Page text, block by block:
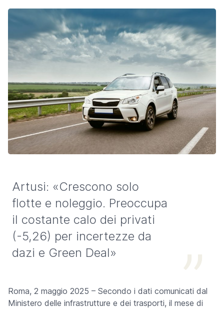
Artusi: «Crescono solo
flotte e noleggio. Preoccupa
il costante calo dei privati
(-5,26) per incertezze da
dazi e Green Deal»
Roma, 2 maggio 2025 – Secondo i dati comunicati dal
Ministero delle infrastrutture e dei trasporti, il mese di